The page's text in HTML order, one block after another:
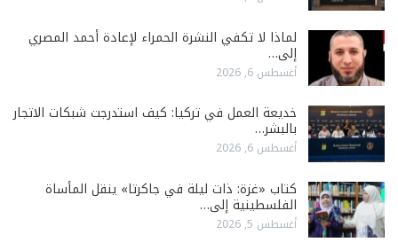
لماذا لا تكفي النشرة الحمراء لإعادة أحمد المصري
إلى…
أغسطس 6, 2026
خديعة العمل في تركيا: كيف استدرجت شبكات الاتجار
بالبشر…
أغسطس 6, 2026
كتاب «غزة: ذات ليلة في جاكرتا» ينقل المأساة
الفلسطينية إلى…
أغسطس 5, 2026